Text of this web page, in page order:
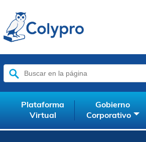
Buscar:
Plataforma
Virtual
Gobierno
Corporativo